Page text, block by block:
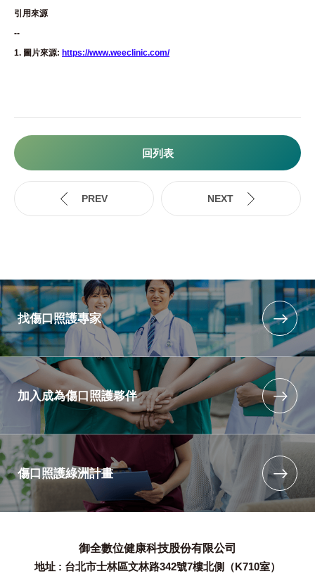
引用來源
--
1. 圖片來源: https://www.weeclinic.com/
回列表
找傷口照護專家
加入成為傷口照護夥伴
傷口照護綠洲計畫
御全數位健康科技股份有限公司
地址 : 台北市士林區文林路342號7樓北側（K710室）